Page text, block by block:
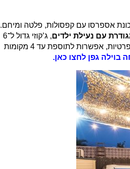
אספרסו עם קפסולות, פלטה ומיחם.
עם נעילת ילדים
, ג’קוזי גדול ל־6
אורחים, מקלחת חוץ, עמדת מנגל עם משטח עבודה, שולחן טניס ופינות שיזוף ורביצה. בנוסף עומדים לרשות האורחים שתי חניות פרטיות, אפשרות לתוספת עד 4 מקומות
בוילה גפן לחצו כאן.